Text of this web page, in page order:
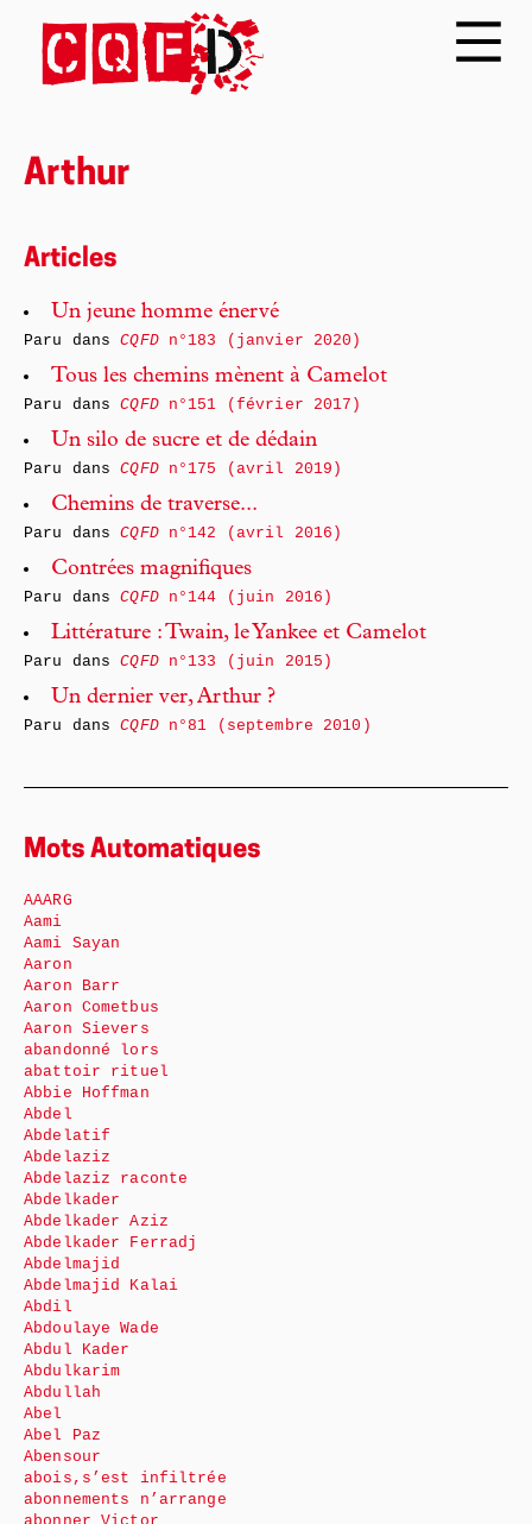
Arthur
Articles
Un jeune homme énervé
Paru dansCQFDn°183 (janvier 2020)
Tous les chemins mènent à Camelot
Paru dansCQFDn°151 (février 2017)
Un silo de sucre et de dédain
Paru dansCQFDn°175 (avril 2019)
Chemins de traverse...
Paru dansCQFDn°142 (avril 2016)
Contrées magnifiques
Paru dansCQFDn°144 (juin 2016)
Littérature : Twain, le Yankee et Camelot
Paru dansCQFDn°133 (juin 2015)
Un dernier ver, Arthur ?
Paru dansCQFDn°81 (septembre 2010)
Mots Automatiques
AAARG
Aami
Aami Sayan
Aaron
Aaron Barr
Aaron Cometbus
Aaron Sievers
abandonné lors
abattoir rituel
Abbie Hoffman
Abdel
Abdelatif
Abdelaziz
Abdelaziz raconte
Abdelkader
Abdelkader Aziz
Abdelkader Ferradj
Abdelmajid
Abdelmajid Kalai
Abdil
Abdoulaye Wade
Abdul Kader
Abdulkarim
Abdullah
Abel
Abel Paz
Abensour
abois,s’est infiltrée
abonnements n’arrange